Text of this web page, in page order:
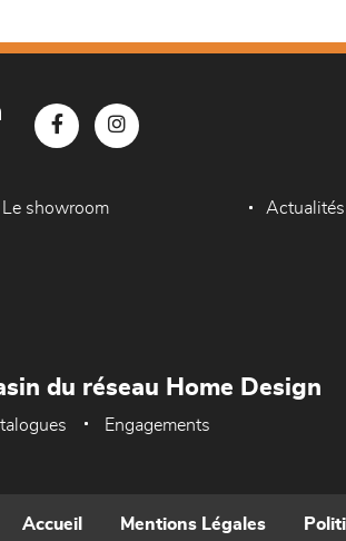
Le showroom Actualités
du réseau Home Design
Engagements
Accueil Mentions Légales